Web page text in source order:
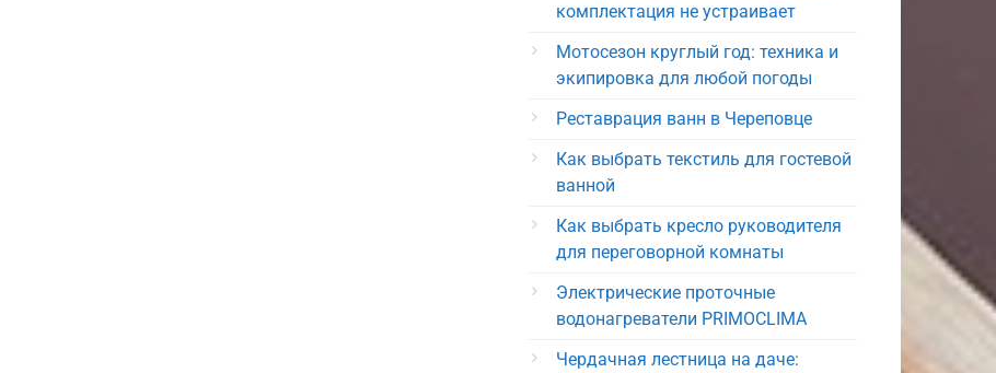
комплектация не устраивает
Мотосезон круглый год: техника и
экипировка для любой погоды
Реставрация ванн в Череповце
Как выбрать текстиль для гостевой
ванной
Как выбрать кресло руководителя
для переговорной комнаты
Электрические проточные
водонагреватели PRIMOCLIMA
Чердачная лестница на даче: